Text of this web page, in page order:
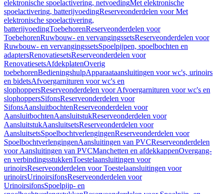
elektronische spoelactivering, netvoedingMet elektronische
spoelactivering, batterijvoedingReserveonderdelen voor Met
elektronische spoelactivering,
batterijvoedingToebehorenReserveonderdelen voor
ToebehorenRuwbouw- en vervangingssetsReserveonderdelen voor
Ruwbouw- en vervangingssetsSpoelpijpen, spoelbochten en
adaptersRenovatiesetsReserveonderdelen voor
RenovatiesetsAfdekplatenOverig
toebehorenBedieningshulpApparaataansluitingen voor wc's, urinoirs
en bidetsAfvoergarnituren voor wc's en
slophoppersReserveonderdelen voor Afvoergarnituren voor wc's en
slophoppersSifonsReserveonderdelen voor
SifonsAansluitbochtenReserveonderdelen voor
AansluitbochtenAansluitstukReserveonderdelen voor
AansluitstukAansluitsetsReserveonderdelen voor
AansluitsetsSpoelbochtverlengingenReserveonderdelen voor
SpoelbochtverlengingenAansluitingen van PVCReserveonderdelen
voor Aansluitingen van PVCManchetten en afdekkappenOvergang-
en verbindingsstukkenToestelaansluitingen voor
urinoirsReserveonderdelen voor Toestelaansluitingen voor
urinoirsUrinoirsifonsReserveonderdelen voor
UrinoirsifonsSpoelpijp- en